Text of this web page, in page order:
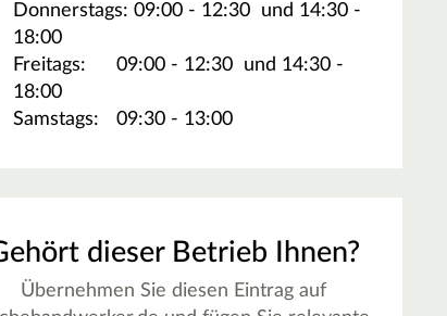
Donnerstags: 09:00 - 12:30
und 14:30 -
18:00
Freitags:
09:00 - 12:30
und 14:30 -
18:00
Samstags:
09:30 - 13:00
dieser Betrieb Ihnen?
Übernehmen Sie diesen Eintrag auf